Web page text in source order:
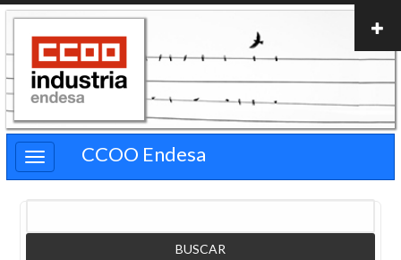
Pasar
contenido
principal
CCOO Endesa